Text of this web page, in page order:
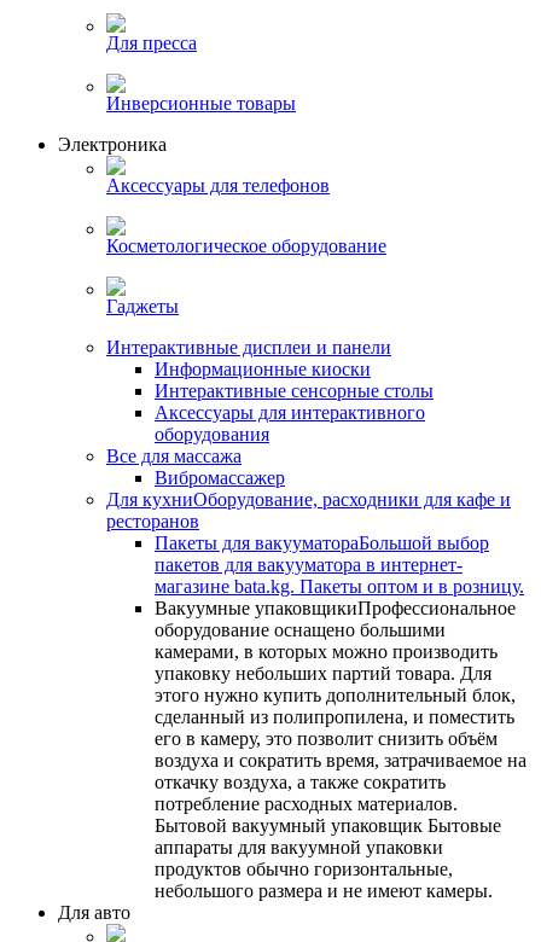
Для пресса
Инверсионные товары
Электроника
Аксессуары для телефонов
Косметологическое оборудование
Гаджеты
Интерактивные дисплеи и панели
Информационные киоски
Интерактивные сенсорные столы
Аксессуары для интерактивного
оборудования
Все для массажа
Вибромассажер
Для кухниОборудование, расходники для кафе и
ресторанов
Пакеты для вакууматораБольшой выбор
пакетов для вакууматора в интернет-
магазине bata.kg. Пакеты оптом и в розницу.
Вакуумные упаковщикиПрофессиональное
оборудование оснащено большими
камерами, в которых можно производить
упаковку небольших партий товара. Для
этого нужно купить дополнительный блок,
сделанный из полипропилена, и поместить
его в камеру, это позволит снизить объём
воздуха и сократить время, затрачиваемое на
откачку воздуха, а также сократить
потребление расходных материалов.
Бытовой вакуумный упаковщик Бытовые
аппараты для вакуумной упаковки
продуктов обычно горизонтальные,
небольшого размера и не имеют камеры.
Для авто